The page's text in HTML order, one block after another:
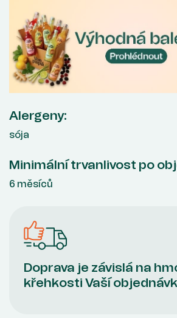
Alergeny:
sója
Minimální trvanlivost po
6 měsíců
Doprava je závislá na
křehkosti Vaší